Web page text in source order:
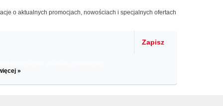
o aktualnych promocjach, nowościach i specjalnych ofertach
Zapisz
»